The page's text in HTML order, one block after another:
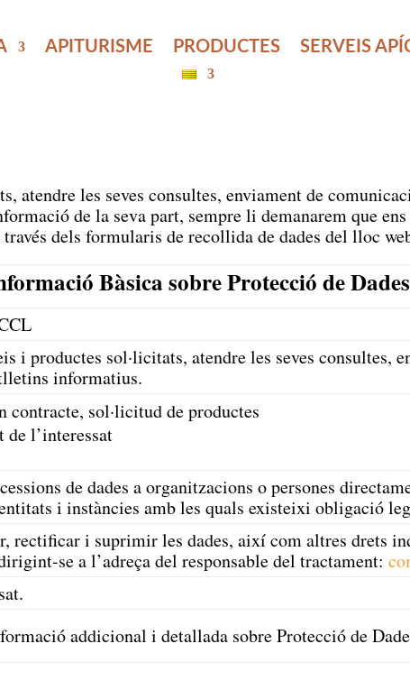
APITURISME PRODUCTES SERVEIS
atendre les seves consultes, enviament de
de la seva part, sempre li demanarem que
dels formularis de recollida de dades del lloc
Bàsica sobre Protecció de Dades
i productes sol·licitats, atendre les seves consultes,
informatius.
contracte, sol·licitud de productes
de l’interessat
de dades a organitzacions o persones
i instàncies amb les quals existeixi obligació
rectificar i suprimir les dades, així com altres drets
se a l’adreça del responsable del tractament:
addicional i detallada sobre Protecció de